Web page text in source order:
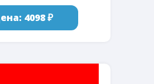
4098 ₽